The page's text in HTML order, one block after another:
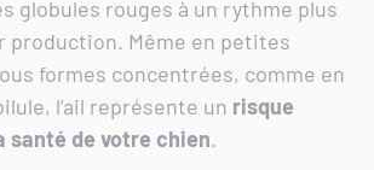
globules rouges à un rythme plus
production. Même en petites
formes concentrées, comme en
l’ail représente un risque
santé de votre chien.